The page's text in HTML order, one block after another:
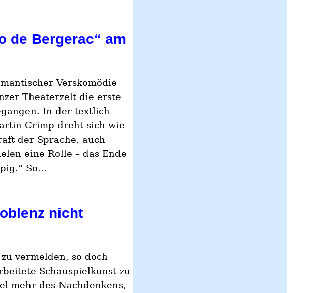
de Bergerac“ am
Verskomödie
Theaterzelt die erste
In der textlich
Crimp dreht sich wie
der Sprache, auch
eine Rolle – das Ende
So…
nicht
vermelden, so doch
Schauspielkunst zu
mehr des Nachdenkens,